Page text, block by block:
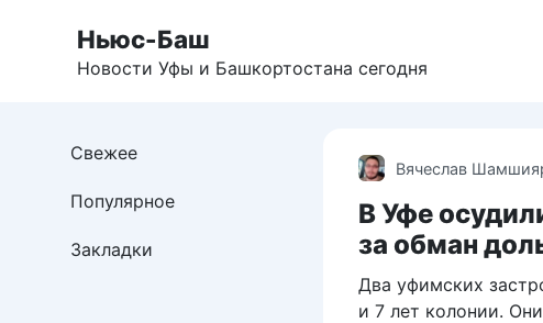
Ньюс-Баш
Новости Уфы и Башкортостана сегодня
Вячеслав
В Уфе
за обман
Два уфимских
и 7 лет колонии.
Свежее
Популярное
Закладки